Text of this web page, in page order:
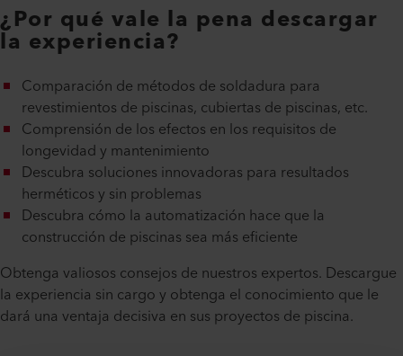
¿Por qué vale la pena descargar
la experiencia?
Comparación de métodos de soldadura para
revestimientos de piscinas, cubiertas de piscinas, etc.
Comprensión de los efectos en los requisitos de
longevidad y mantenimiento
Descubra soluciones innovadoras para resultados
herméticos y sin problemas
Descubra cómo la automatización hace que la
construcción de piscinas sea más eficiente
Obtenga valiosos consejos de nuestros expertos. Descargue
la experiencia sin cargo y obtenga el conocimiento que le
dará una ventaja decisiva en sus proyectos de piscina.